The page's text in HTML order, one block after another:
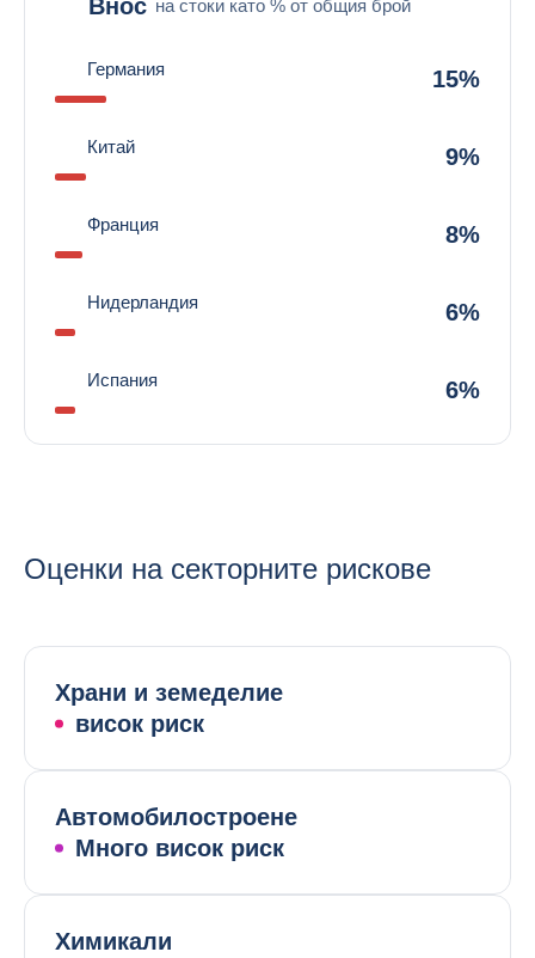
Внос на стоки като % от общия брой
Германия 15%
Китай 9%
Франция 8%
Нидерландия 6%
Испания 6%
Оценки на секторните рискове
Храни и земеделие
висок риск
Автомобилостроене
Много висок риск
Химикали